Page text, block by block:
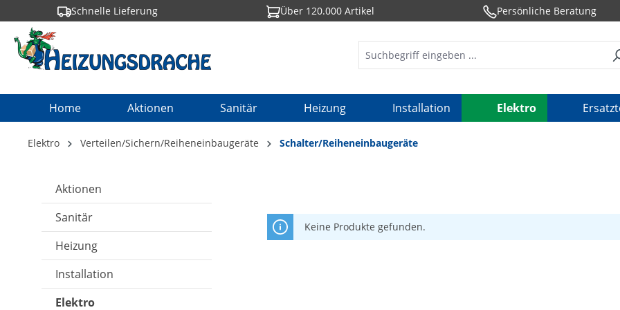
Zur Hauptnavigation springen
Schnelle Lieferung Über 120.000 Artikel Persönliche Beratung
Home Aktionen Sanitär Heizung Installation Elektro
Elektro Verteilen/Sichern/Reiheneinbaugeräte Schalter/Reiheneinbaugeräte
Aktionen
Sanitär
Heizung
Installation
Elektro
Keine Produkte gefunden.